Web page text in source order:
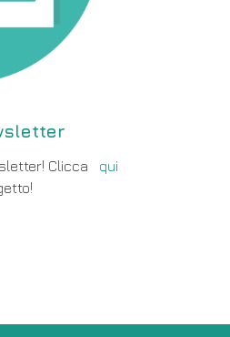
Clicca qui